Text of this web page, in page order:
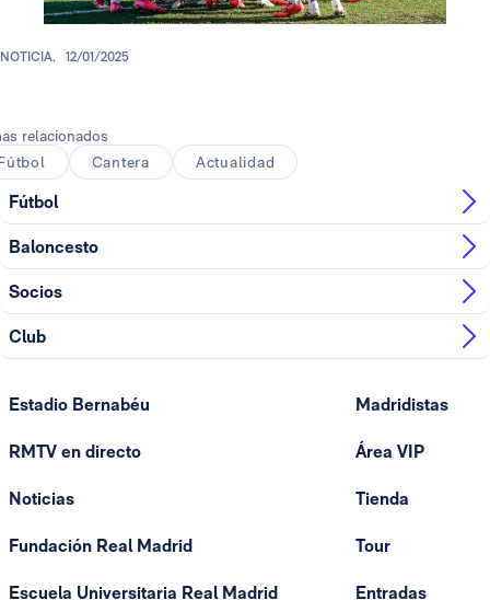
NOTICIA. 12/01/2025
relacionados
Cantera Actualidad
Fútbol
Baloncesto
Socios
Club
Estadio Bernabéu
RMTV en directo
Noticias
Fundación Real Madrid
Escuela Universitaria Real Madrid
Madridistas
Área VIP
Tienda
Tour
Entradas